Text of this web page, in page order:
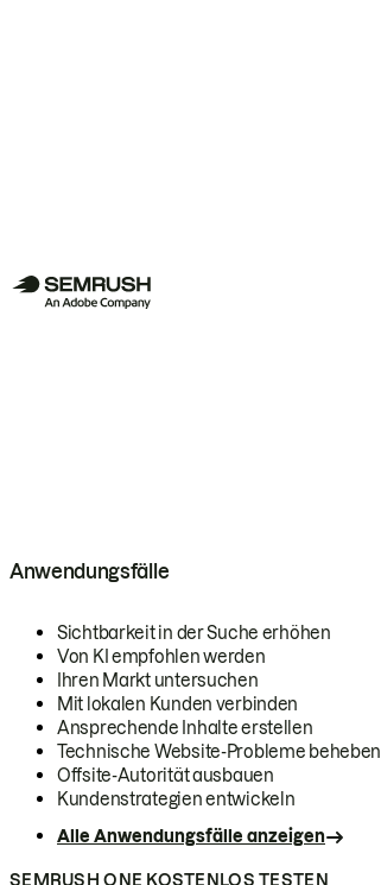
Anwendungsfälle
Sichtbarkeit in der Suche erhöhen
Von KI empfohlen werden
Ihren Markt untersuchen
Mit lokalen Kunden verbinden
Ansprechende Inhalte erstellen
Technische Website-Probleme beheben
Offsite-Autorität ausbauen
Kundenstrategien entwickeln
Alle Anwendungsfälle anzeigen
SEMRUSH ONE KOSTENLOS TESTEN